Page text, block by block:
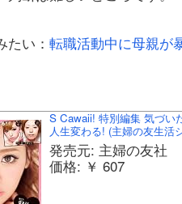
たい： 転職活動中に母親が
S Cawaii! 特別編集 気づい
人生変わる! (主婦の友生活
発売元: 主婦の友社
価格: ￥ 607